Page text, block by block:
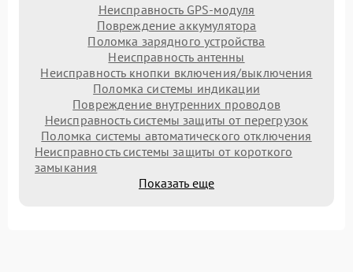
Неисправность GPS-модуля
Повреждение аккумулятора
Поломка зарядного устройства
Неисправность антенны
Неисправность кнопки включения/выключения
Поломка системы индикации
Повреждение внутренних проводов
Неисправность системы защиты от перегрузок
Поломка системы автоматического отключения
Неисправность системы защиты от короткого
замыкания
Показать еще